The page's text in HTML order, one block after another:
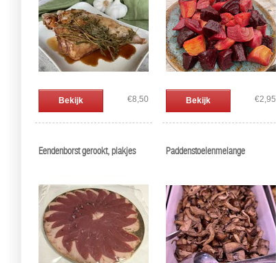
Bekijk €8,50 Bekijk €2,95
Eendenborst gerookt, plakjes Paddenstoelenmelange